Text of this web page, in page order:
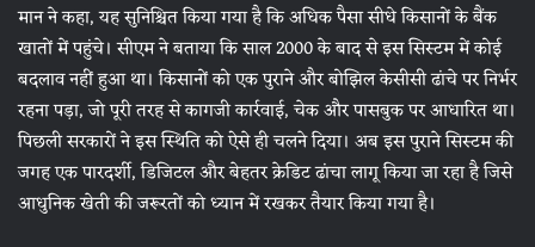
मान ने कहा, यह सुनिश्चित किया गया है कि अधिक पैसा सीधे किसानों के बैंक
खातों में पहुंचे। सीएम ने बताया कि साल 2000 के बाद से इस सिस्टम में कोई
बदलाव नहीं हुआ था। किसानों को एक पुराने और बोझिल केसीसी ढांचे पर निर्भर
रहना पड़ा, जो पूरी तरह से कागजी कार्रवाई, चेक और पासबुक पर आधारित था।
पिछली सरकारों ने इस स्थिति को ऐसे ही चलने दिया। अब इस पुराने सिस्टम की
जगह एक पारदर्शी, डिजिटल और बेहतर क्रेडिट ढांचा लागू किया जा रहा है जिसे
आधुनिक खेती की जरूरतों को ध्यान में रखकर तैयार किया गया है।